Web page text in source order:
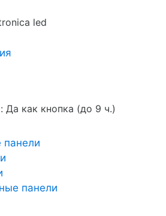
панели
панели
led
Да как кнопка (до 9 ч.)